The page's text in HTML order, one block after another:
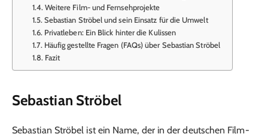
Weitere Film- und Fernsehprojekte
Sebastian Ströbel und sein Einsatz für die Umwelt
Privatleben: Ein Blick hinter die Kulissen
Häufig gestellte Fragen (FAQs) über Sebastian Ströbel
Fazit
Sebastian Ströbel
Sebastian Ströbel ist ein Name, der in der deutschen Film-